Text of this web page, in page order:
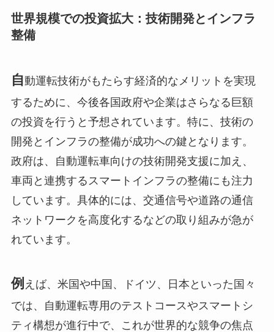
世界規模での投資拡大：技術開発とインフラ
整備
自動運転技術がもたらす経済的なメリットを実現
するために、今後各国政府や企業はさらなる巨額
の投資を行うと予想されています。特に、技術の
開発とインフラの整備が成功への鍵となります。
政府は、自動運転車向けの技術開発支援に加え、
車両と連携するスマートインフラの整備にも注力
しています。具体的には、交通信号や道路の通信
ネットワークを高度化するなどの取り組みが急が
れています。
例 えば、米国や中国、ドイツ、日本といった国々
では、自動運転専用のテストコースやスマートシ
ティ構想が進行中で、これが世界的な競争の焦点